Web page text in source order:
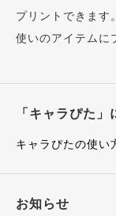
プリントできます
使いのアイテムに
「キャラぴた」
キャラぴたの使い
お知らせ